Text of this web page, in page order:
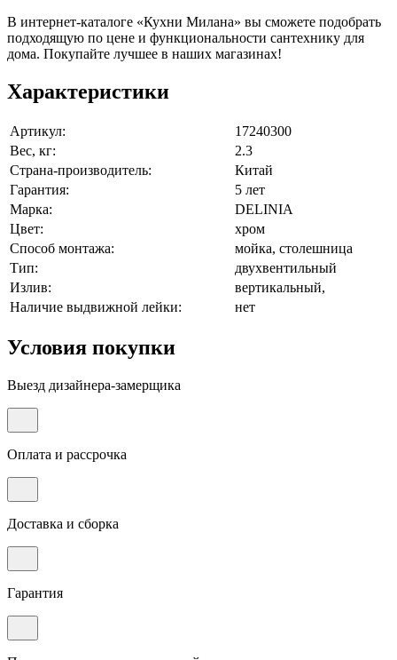
В интернет-каталоге «Кухни Милана» вы сможете подобрать
подходящую по цене и функциональности сантехнику для
дома. Покупайте лучшее в наших магазинах!
Характеристики
Артикул:
17240300
Вес, кг:
2.3
Страна-производитель:
Китай
Гарантия:
5 лет
Марка:
DELINIA
Цвет:
хром
Способ монтажа:
мойка, столешница
Тип:
двухвентильный
Излив:
вертикальный,
Наличие выдвижной лейки:
нет
Условия покупки
Выезд дизайнера-замерщика
Оплата и рассрочка
Доставка и сборка
Гарантия